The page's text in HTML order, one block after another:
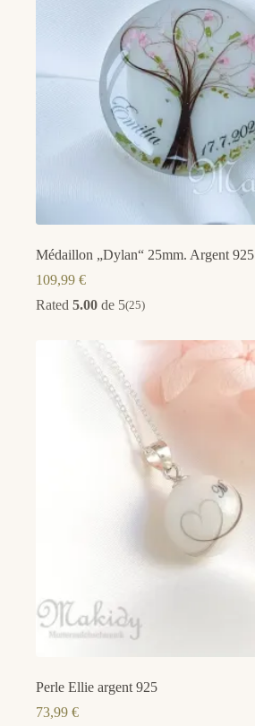
Médaillon „Dylan“ 25mm. Argent 925
109,99 €
Rated 5.00 de 5(25)
Perle Ellie argent 925
73,99 €